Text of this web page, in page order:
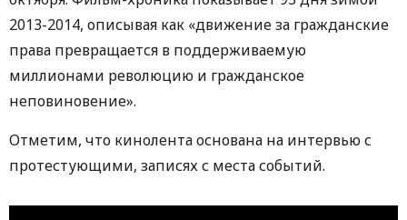
2013-2014, описывая как «движение за гражданские
права превращается в поддерживаемую
миллионами революцию и гражданское
неповиновение».
Отметим, что кинолента основана на интервью с
протестующими, записях с места событий.